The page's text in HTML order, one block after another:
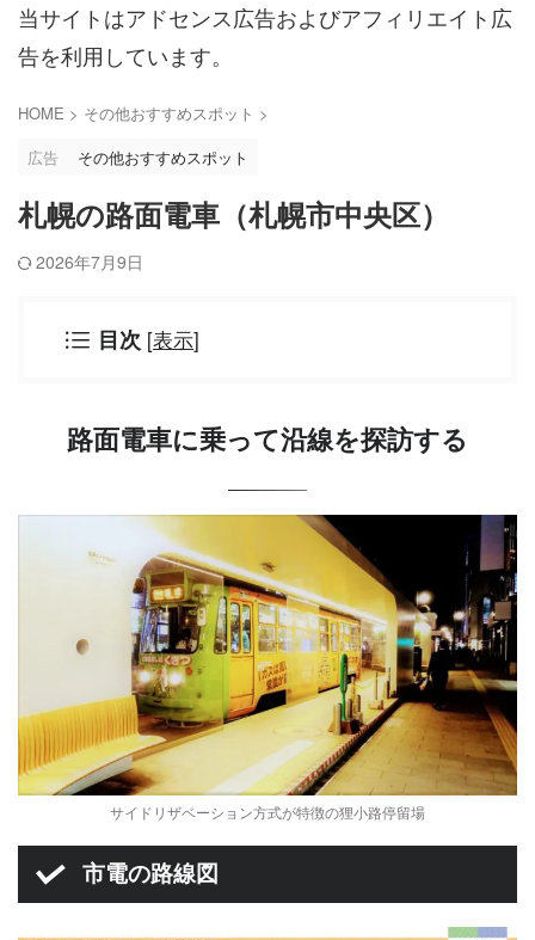
当サイトはアドセンス広告およびアフィリエイト広
告を利用しています。
HOME > その他おすすめスポット >
広告
その他おすすめスポット
札幌の路面電車（札幌市中央区）
2026年7月9日
目次 [表示]
路面電車に乗って沿線を探訪する
サイドリザベーション方式が特徴の狸小路停留場
市電の路線図